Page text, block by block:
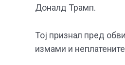
Доналд Трамп.
Тој признал пред
измами и